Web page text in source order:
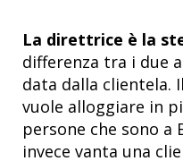
La direttrice è la
differenza tra i due
data dalla clientela.
vuole alloggiare in
persone che sono a
invece vanta una